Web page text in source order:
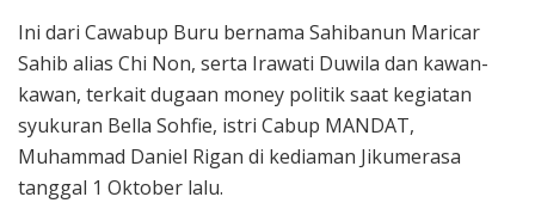
Ini dari Cawabup Buru bernama Sahibanun Maricar
Sahib alias Chi Non, serta Irawati Duwila dan kawan-
kawan, terkait dugaan money politik saat kegiatan
syukuran Bella Sohfie, istri Cabup MANDAT,
Muhammad Daniel Rigan di kediaman Jikumerasa
tanggal 1 Oktober lalu.